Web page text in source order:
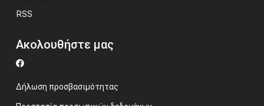
RSS
Ακολουθήστε μας
Δήλωση προσβασιμότητας